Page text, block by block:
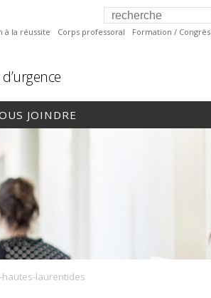
à la réussite Corps professoral Formation / Congrès
JOINDRE
hautes-laurentides